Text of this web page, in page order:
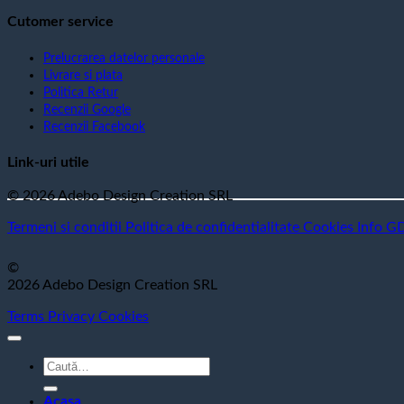
Cutomer service
Prelucrarea datelor personale
Livrare si plata
Politica Retur
Recenzii Google
Recenzii Facebook
Link-uri utile
© 2026 Adebo Design Creation SRL
Termeni si conditii Politica de confidentialitate Cookies Info
©
2026 Adebo Design Creation SRL
Terms Privacy Cookies
Caută
după:
Acasa